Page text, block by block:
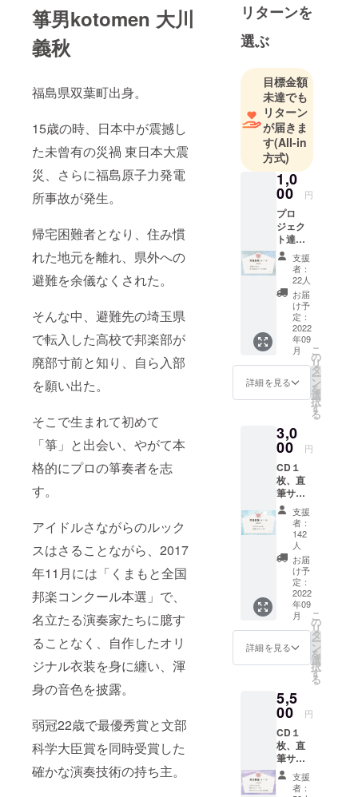
箏男kotomen 大川
義秋
福島県双葉町出身。
15歳の時、日本中が震撼し
た未曾有の災禍 東日本大震
災、さらに福島原子力発電
所事故が発生。
帰宅困難者となり、住み慣
れた地元を離れ、県外への
避難を余儀なくされた。
そんな中、避難先の埼玉県
で転入した高校で邦楽部が
廃部寸前と知り、自ら入部
を願い出た。
そこで生まれて初めて
「箏」と出会い、やがて本
格的にプロの箏奏者を志
す。
アイドルさながらのルック
スはさることながら、2017
年11月には「くまもと全国
邦楽コンクール本選」で、
名立たる演奏家たちに臆す
ることなく、自作したオリ
ジナル衣装を身に纏い、渾
身の音色を披露。
弱冠22歳で最優秀賞と文部
科学大臣賞を同時受賞した
確かな演奏技術の持ち主。
作成しまし
お力添えど
うぞよろし
くお願いい
たします。
リターンを
選ぶ
目標金額
未達でも
リターン
が届きま
す(All-in
方式)
1,0
00 円
プロ
ジェク
ト達成
後お礼
のメー
ルが届
きま
す。
支援
者：
22人
お届
け予
定：
2022
年09
月
詳細を見る
こ
の
リ
タ
ー
ン
を
選
択
す
る
3,0
00 円
CD１
枚、直
筆サイ
ンカー
ド ※CD
と直筆
サイン
カード
は郵送
いたし
ます。
備考欄
へご住
所の記
載が必
その他
リター
ン物の
サイズ
やお渡
し方法
等は本
文の
支援
者：
142
人
お届
け予
定：
2022
年09
月
詳細を見る
こ
の
リ
タ
ー
ン
を
選
択
す
る
5,5
00 円
CD１
枚、直
筆サイ
ンカー
ド、MV
支援
者：